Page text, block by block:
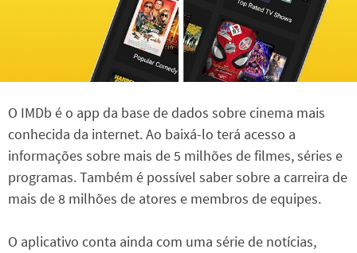
O IMDb é o app da base de dados sobre cinema mais
conhecida da internet. Ao baixá-lo terá acesso a
informações sobre mais de 5 milhões de filmes, séries e
programas. Também é possível saber sobre a carreira de
mais de 8 milhões de atores e membros de equipes.
O aplicativo conta ainda com uma série de notícias,